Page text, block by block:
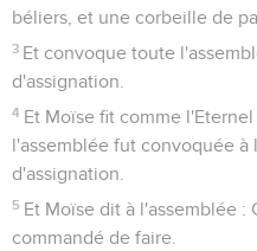
béliers, et une corbeille de
3 Et convoque toute
d'assignation.
4 Et Moïse fit comme
l'assemblée fut convoquée à
d'assignation.
5 Et Moïse dit à l'assemblée :
commandé de faire.